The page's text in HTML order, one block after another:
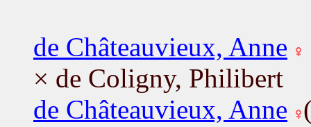
de Châteauvieux, Anne
× de Coligny, Philibert
de Châteauvieux, Anne